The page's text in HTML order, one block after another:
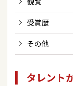
受賞歴
その他
タレント